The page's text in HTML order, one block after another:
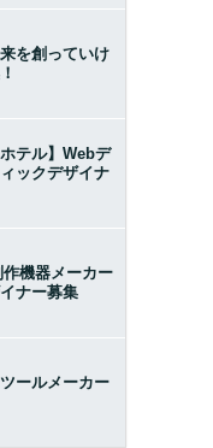
を創っていけ
テル】Webデ
ックデザイナ
機器メーカー
ナー募集
ールメーカー